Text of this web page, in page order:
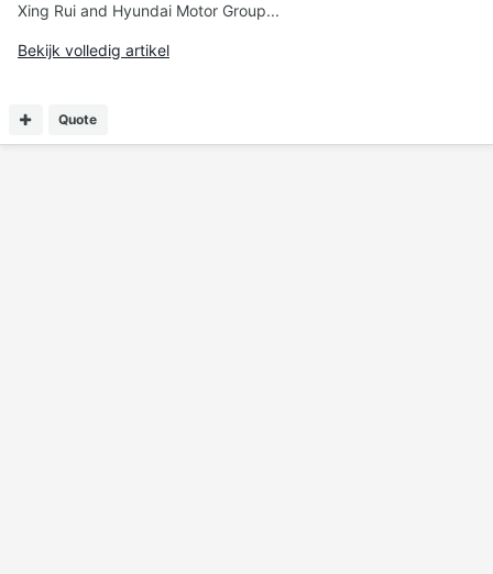
Xing Rui and Hyundai Motor Group...
Bekijk volledig artikel
Quote